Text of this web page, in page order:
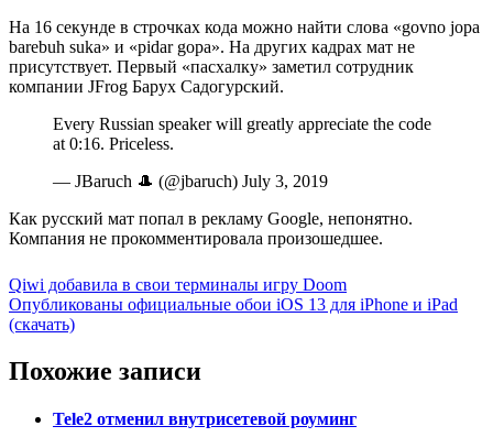
На 16 секунде в строчках кода можно найти слова «govno jopa
barebuh suka» и «pidar gopa». На других кадрах мат не
присутствует. Первый «пасхалку» заметил сотрудник
компании JFrog Барух Садогурский.
Every Russian speaker will greatly appreciate the code
at 0:16. Priceless.
— JBaruch 🎩 (@jbaruch) July 3, 2019
Как русский мат попал в рекламу Google, непонятно.
Компания не прокомментировала произошедшее.
Навигация
по
Qiwi добавила в свои терминалы игру Doom
Опубликованы официальные обои iOS 13 для iPhone и iPad
(скачать)
Похожие записи
Tele2 отменил внутрисетевой роуминг